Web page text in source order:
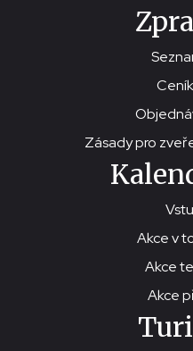
Zásady pro
Akce v
Akce
Akce